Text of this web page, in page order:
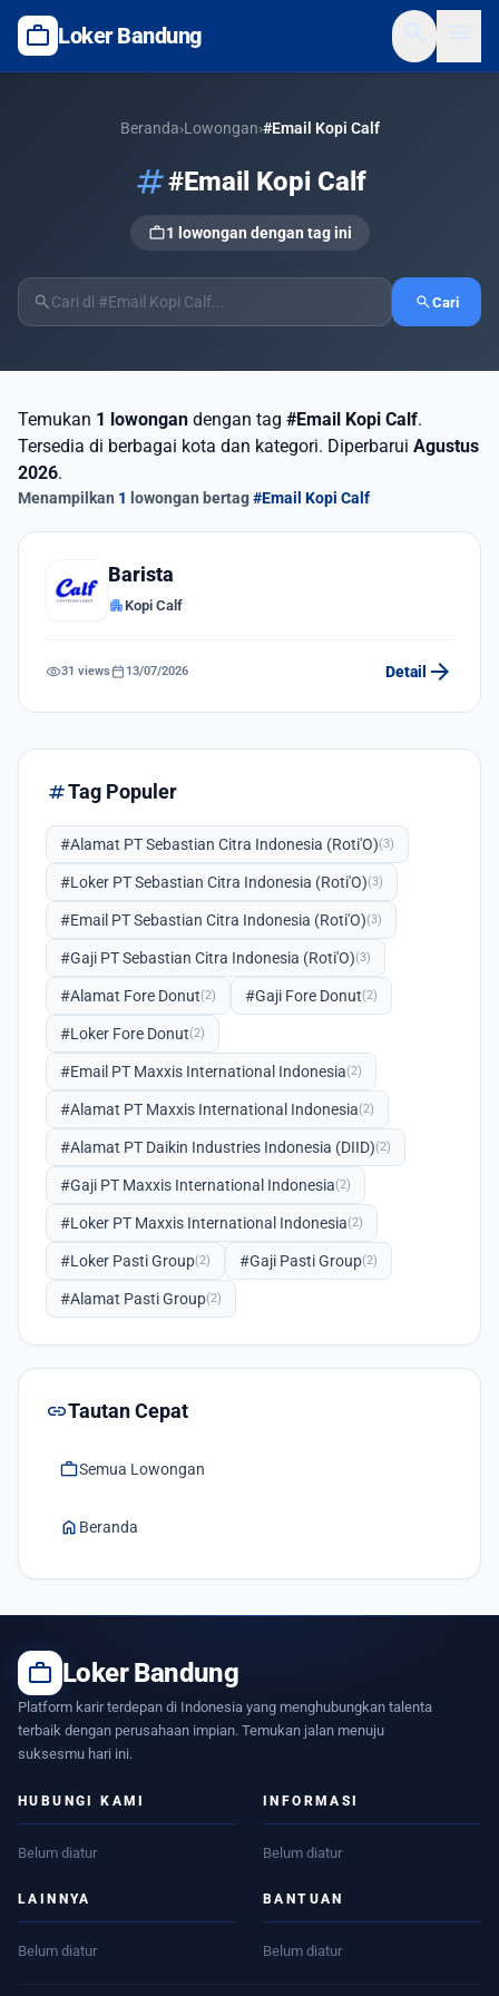
work Loker Bandung
Beranda›Lowongan›#Email Kopi Calf
tag#Email Kopi Calf
work1 lowongan dengan tag ini
search searchCari
Temukan 1 lowongan dengan tag #Email Kopi Calf.
Tersedia di berbagai kota dan kategori. Diperbarui Agustus
2026.
Menampilkan 1 lowongan bertag#Email Kopi Calf
Barista
apartmentKopi Calf
visibility31 views calendar_today 13/07/2026 Detail arrow_forward
tagTag Populer
#Alamat PT Sebastian Citra Indonesia (Roti'O)(3)
#Loker PT Sebastian Citra Indonesia (Roti'O)(3)
#Email PT Sebastian Citra Indonesia (Roti'O)(3)
#Gaji PT Sebastian Citra Indonesia (Roti'O)(3)
#Alamat Fore Donut(2) #Gaji Fore Donut(2)
#Loker Fore Donut(2)
#Email PT Maxxis International Indonesia(2)
#Alamat PT Maxxis International Indonesia(2)
#Alamat PT Daikin Industries Indonesia (DIID)(2)
#Gaji PT Maxxis International Indonesia(2)
#Loker PT Maxxis International Indonesia(2)
#Loker Pasti Group(2) #Gaji Pasti Group(2)
#Alamat Pasti Group(2)
linkTautan Cepat
workSemua Lowongan
home Beranda
work Loker Bandung
Platform karir terdepan di Indonesia yang menghubungkan talenta
terbaik dengan perusahaan impian. Temukan jalan menuju
suksesmu hari ini.
HUBUNGI KAMI
Belum diatur
INFORMASI
Belum diatur
LAINNYA
Belum diatur
BANTUAN
Belum diatur